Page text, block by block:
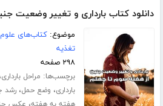
دانلود کتاب بارداری و تغییر وضعیت
موضوع:کتاب‌های
تغذیه
۲۹۸ صفحه
برچسب‌ها: مراحل بارداری
بارداری، وضع حمل،رشد
هفته به هفته عکس